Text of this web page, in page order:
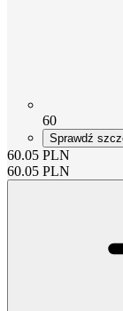
60
Sprawdź
60.05 PLN
60.05 PLN